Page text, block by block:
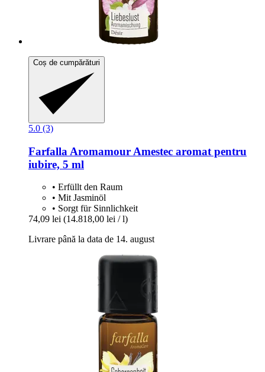
Coș de cumpărături
5.0 (3)
Farfalla Aromamour Amestec aromat pentru
iubire, 5 ml
• Erfüllt den Raum
• Mit Jasminöl
• Sorgt für Sinnlichkeit
74,09 lei (14.818,00 lei / l)
Livrare până la data de 14. august